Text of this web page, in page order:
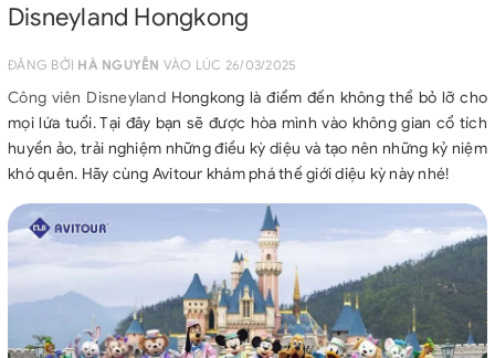
Disneyland Hongkong
ĐĂNG BỞI HÀ NGUYỄN VÀO LÚC 26/03/2025
Công viên DisneylandHongkong là điểm đến không thể bỏ lỡ cho
mọi lứa tuổi. Tại đây bạn sẽ được hòa mình vào không gian cổ tích
huyền ảo, trải nghiệm những điều kỳ diệu và tạo nên những kỷ niệm
khó quên. Hãy cùng Avitour khám phá thế giới diệu kỳ này nhé!